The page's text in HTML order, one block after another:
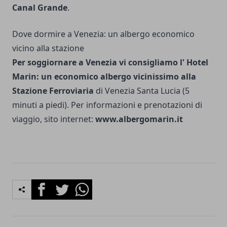
Canal Grande.
Dove dormire a Venezia: un albergo economico
vicino alla stazione
Per soggiornare a Venezia vi consigliamo l' Hotel
Marin: un economico albergo vicinissimo alla
Stazione Ferroviaria di Venezia Santa Lucia (5
minuti a piedi). Per informazioni e prenotazioni di
viaggio, sito internet: www.albergomarin.it
FacebookTwitterWhatsapp